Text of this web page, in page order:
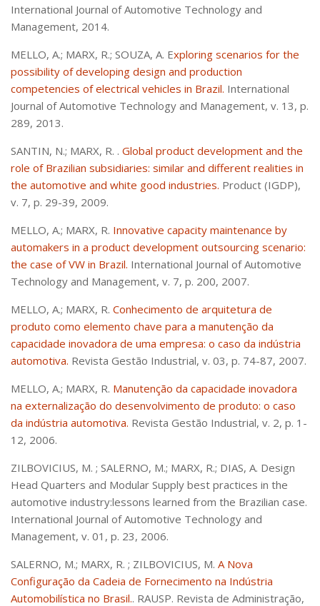
International Journal of Automotive Technology and
Management, 2014.
MELLO, A.; MARX, R.; SOUZA, A. Exploring scenarios for the
possibility of developing design and production
competencies of electrical vehicles in Brazil. International
Journal of Automotive Technology and Management, v. 13, p.
289, 2013.
SANTIN, N.; MARX, R. . Global product development and the
role of Brazilian subsidiaries: similar and different realities in
the automotive and white good industries. Product (IGDP),
v. 7, p. 29-39, 2009.
MELLO, A.; MARX, R. Innovative capacity maintenance by
automakers in a product development outsourcing scenario:
the case of VW in Brazil. International Journal of Automotive
Technology and Management, v. 7, p. 200, 2007.
MELLO, A.; MARX, R. Conhecimento de arquitetura de
produto como elemento chave para a manutenção da
capacidade inovadora de uma empresa: o caso da indústria
automotiva. Revista Gestão Industrial, v. 03, p. 74-87, 2007.
MELLO, A.; MARX, R. Manutenção da capacidade inovadora
na externalização do desenvolvimento de produto: o caso
da indústria automotiva. Revista Gestão Industrial, v. 2, p. 1-
12, 2006.
ZILBOVICIUS, M. ; SALERNO, M.; MARX, R.; DIAS, A. Design
Head Quarters and Modular Supply best practices in the
automotive industry:lessons learned from the Brazilian case.
International Journal of Automotive Technology and
Management, v. 01, p. 23, 2006.
SALERNO, M.; MARX, R. ; ZILBOVICIUS, M. A Nova
Configuração da Cadeia de Fornecimento na Indústria
Automobilística no Brasil.. RAUSP. Revista de Administração,